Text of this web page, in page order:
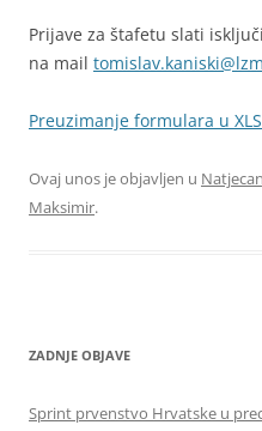
Prijave za štafetu slati
na mail
Preuzimanje formulara u
Ovaj unos je objavljen u
Maksimir.
ZADNJE OBJAVE
Sprint prvenstvo Hrvatske u